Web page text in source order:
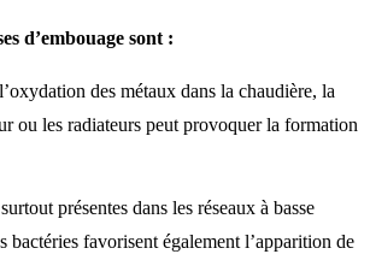
d’embouage sont :
des métaux dans la chaudière, la
ou les radiateurs peut provoquer la formation
présentes dans les réseaux à basse
bactéries favorisent également l’apparition de